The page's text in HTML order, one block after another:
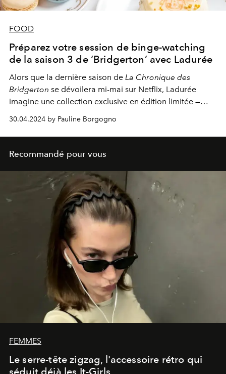
FOOD
Préparez votre session de binge-watching
de la saison 3 de ‘Bridgerton’ avec Ladurée
Alors que la dernière saison de La Chronique des
Bridgerton se dévoilera mi-mai sur Netflix, Ladurée
imagine une collection exclusive en édition limitée —
parfaite pour un
30.04.2024 by Pauline Borgogno
Recommandé pour vous
FEMMES
Le serre-tête zigzag, l'accessoire rétro qui
séduit déjà les It-Girls